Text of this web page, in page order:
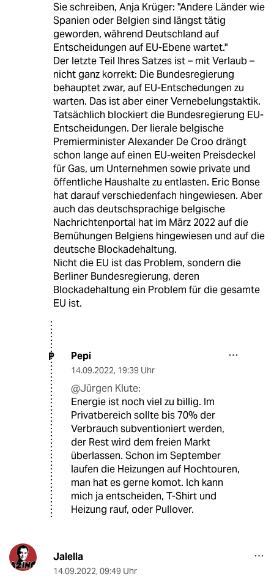
Sie schreiben, Anja Krüger: "Andere Länder wie
Spanien oder Belgien sind längst tätig
geworden, während Deutschland auf
Entscheidungen auf EU-Ebene wartet."
Der letzte Teil Ihres Satzes ist – mit Verlaub –
nicht ganz korrekt: Die Bundesregierung
behauptet zwar, auf EU-Entschedungen zu
warten. Das ist aber einer Vernebelungstaktik.
Tatsächlich blockiert die Bundesregierung EU-
Entscheidungen. Der lierale belgische
Premierminister Alexander De Croo drängt
schon lange auf einen EU-weiten Preisdeckel
für Gas, um Unternehmen sowie private und
öffentliche Haushalte zu entlasten. Eric Bonse
hat darauf verschiedenfach hingewiesen. Aber
auch das deutschsprachige belgische
Nachrichtenportal hat im März 2022 auf die
Bemühungen Belgiens hingewiesen und auf die
deutsche Blockadehaltung.
Nicht die EU ist das Problem, sondern die
Berliner Bundesregierung, deren
Blockadehaltung ein Problem für die gesamte
EU ist.
P Pepi
14.09.2022, 19:39 Uhr
@Jürgen Klute:
Energie ist noch viel zu billig. Im
Privatbereich sollte bis 70% der
Verbrauch subventioniert werden,
der Rest wird dem freien Markt
überlassen. Schon im September
laufen die Heizungen auf Hochtouren,
man hat es gerne komot. Ich kann
mich ja entscheiden, T-Shirt und
Heizung rauf, oder Pullover.
Jalella
14.09.2022, 09:49 Uhr